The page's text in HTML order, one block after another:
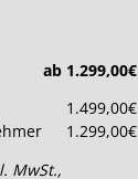
ab 1.299,00€
1.499,00€
1.299,00€
MwSt.,